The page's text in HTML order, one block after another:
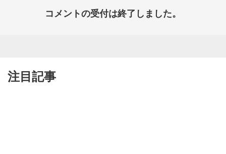
コメントの受付は終了しました。
注目記事